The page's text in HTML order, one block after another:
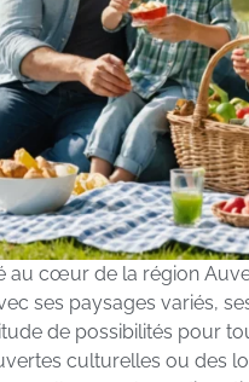
au cœur de la région
ses paysages variés,
de possibilités pour
culturelles ou des